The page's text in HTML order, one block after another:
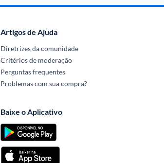
Artigos de Ajuda
Diretrizes da comunidade
Critérios de moderação
Perguntas frequentes
Problemas com sua compra?
Baixe o Aplicativo